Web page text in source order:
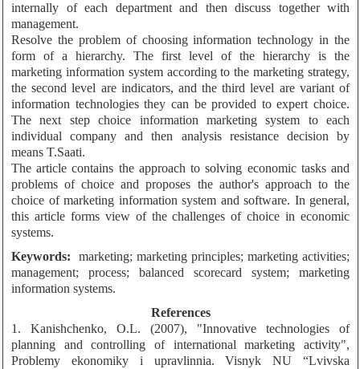
internally of each department and then discuss together with
management.
Resolve the problem of choosing information technology in the
form of a hierarchy. The first level of the hierarchy is the
marketing information system according to the marketing strategy,
the second level are indicators, and the third level are variant of
information technologies they can be provided to expert choice.
The next step choice information marketing system to each
individual company and then analysis resistance decision by
means T.Saati.
The article contains the approach to solving economic tasks and
problems of choice and proposes the author's approach to the
choice of marketing information system and software. In general,
this article forms view of the challenges of choice in economic
systems.
Keywords:
marketing; marketing principles; marketing activities;
management; process; balanced scorecard system; marketing
information systems.
References
1. Kanishchenko, O.L. (2007), "Innovative technologies of
planning and controlling of international marketing activity",
Problemy ekonomiky i upravlinnia. Visnyk NU “Lvivska